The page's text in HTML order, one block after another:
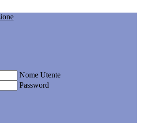
Nome Utente
Password